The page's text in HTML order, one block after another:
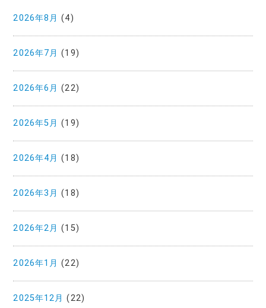
2026年8月 (4)
2026年7月 (19)
2026年6月 (22)
2026年5月 (19)
2026年4月 (18)
2026年3月 (18)
2026年2月 (15)
2026年1月 (22)
2025年12月 (22)